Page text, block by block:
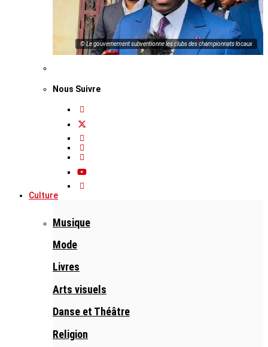
© Le gouvernement subventionne les clubs des championnats locaux
Nous Suivre
Culture
Musique
Mode
Livres
Arts visuels
Danse et Théâtre
Religion